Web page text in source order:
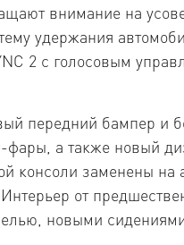
внимание на
удержания
2 с голосовым
передний бампер и
фары, а также новый
консоли заменены на
от
новыми